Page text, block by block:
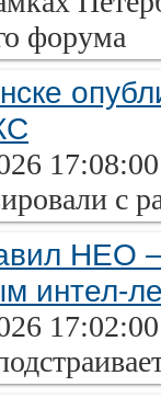
форума
с
НЕО
интел-